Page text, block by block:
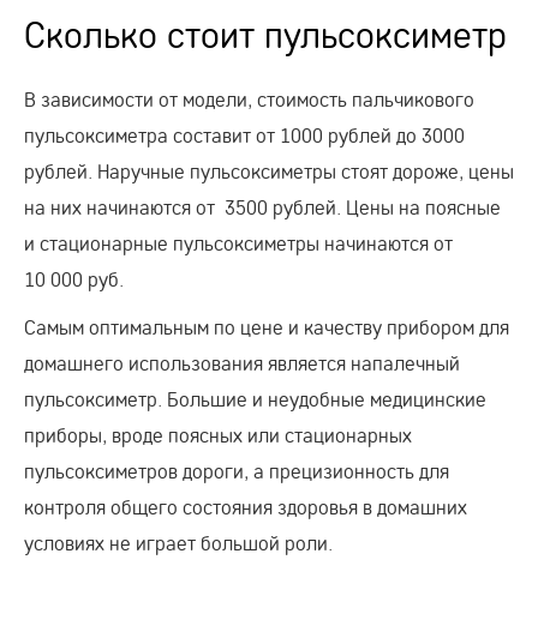
Сколько стоит пульсоксиметр
В зависимости от модели, стоимость пальчикового
пульсоксиметра составит от 1000 рублей до 3000
рублей. Наручные пульсоксиметры стоят дороже, цены
на них начинаются от 3500 рублей. Цены на поясные
и стационарные пульсоксиметры начинаются от
10 000 руб.
Самым оптимальным по цене и качеству прибором для
домашнего использования является напалечный
пульсоксиметр. Большие и неудобные медицинские
приборы, вроде поясных или стационарных
пульсоксиметров дороги, а прецизионность для
контроля общего состояния здоровья в домашних
условиях не играет большой роли.